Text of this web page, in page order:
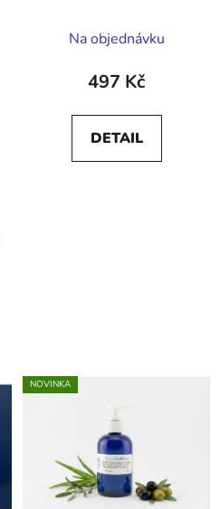
hodnocení
produktu
5,0
z
Na objednávku
497 Kč
DETAIL
NOVINKA